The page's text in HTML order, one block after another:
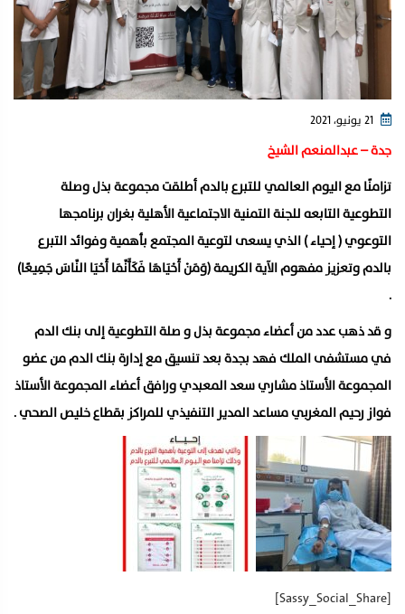
جدة – عبدالمنعم الشيخ
تزامنًا مع اليوم العالمي للتبرع بالدم أطلقت مجموعة بذل وصلة
التطوعية التابعه للجنة التمنية الاجتماعية الأهلية بغران برنامجها
التوعوي ( إحياء ) الذي يسعى لتوعية المجتمع بأهمية وفوائد التبرع
بالدم وتعزيز مفهوم الآية الكريمة (وَمَنْ أَحْيَاهَا فَكَأَنَّمَا أَحْيَا النَّاسَ جَمِيعًا)
.
و قد ذهب عدد من أعضاء مجموعة بذل و صلة التطوعية إلى بنك الدم
في مستشفى الملك فهد بجدة بعد تنسيق مع إدارة بنك الدم من عضو
المجموعة الأستاذ مشاري سعد المعبدي ورافق أعضاء المجموعة الأستاذ
فواز رحيم المغربي مساعد المدير التنفيذي للمراكز بقطاع خليص الصحي .
[Sassy_Social_Share]